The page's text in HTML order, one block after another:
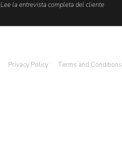
Lee la entrevista completa del cliente
Privacy Policy Terms and Conditions